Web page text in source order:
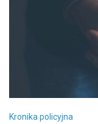
Kronika policyjna